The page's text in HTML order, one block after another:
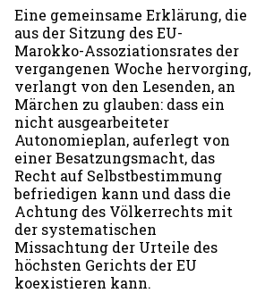
Eine gemeinsame Erklärung, die
aus der Sitzung des EU-
Marokko-Assoziationsrates der
vergangenen Woche hervorging,
verlangt von den Lesenden, an
Märchen zu glauben: dass ein
nicht ausgearbeiteter
Autonomieplan, auferlegt von
einer Besatzungsmacht, das
Recht auf Selbstbestimmung
befriedigen kann und dass die
Achtung des Völkerrechts mit
der systematischen
Missachtung der Urteile des
höchsten Gerichts der EU
koexistieren kann.